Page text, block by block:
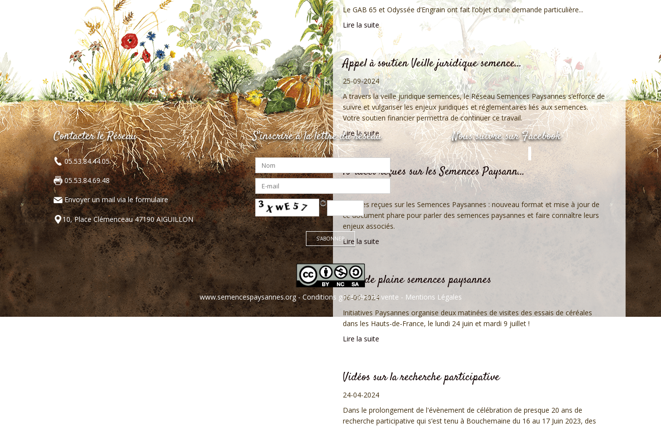
Le GAB 65 et Odyssée d’Engrain ont fait l’objet d’une demande particulière...
Lire la suite
Appel à soutien Veille juridique semence…
25-09-2024
A travers la veille juridique semences, le Réseau Semences Paysannes s’efforce de
suivre et vulgariser les enjeux juridiques et réglementaires liés aux semences.
Votre soutien financier permettra de continuer ce travail.
Lire la suite
10 idées reçues sur les Semences Paysann…
10 idées reçues sur les Semences Paysannes : nouveau format et mise à jour de
ce document phare pour parler des semences paysannes et faire connaître leurs
enjeux associés.
Lire la suite
Tour de plaine semences paysannes
06-06-2024
Initiatives Paysannes organise deux matinées de visites des essais de céréales
dans les Hauts-de-France, le lundi 24 juin et mardi 9 juillet !
Lire la suite
Vidéos sur la recherche participative
24-04-2024
Dans le prolongement de l'évènement de célébration de presque 20 ans de
recherche participative qui s’est tenu à Bouchemaine du 16 au 17 Juin 2023, des
Contacter le Réseau
05.53.84.44.05
05.53.84.69.48
Envoyer un mail via le formulaire
10, Place Clémenceau 47190 AIGUILLON
S'inscrire à la lettre du réseau Nous suivre sur Facebook
www.semencespaysannes.org-Conditions générales de vente - Mentions Légales